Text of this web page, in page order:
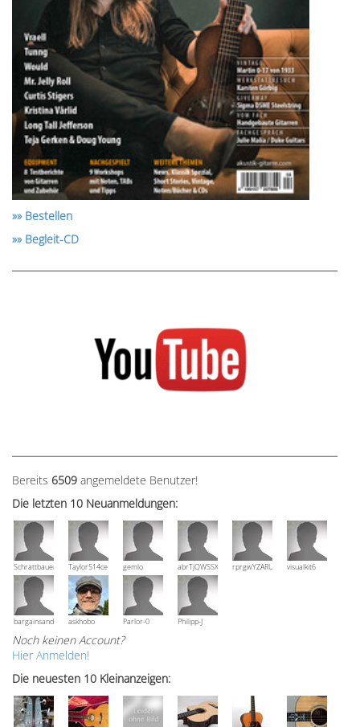
»» Bestellen
»» Begleit-CD
Bereits 6509 angemeldete Benutzer!
Die letzten 10 Neuanmeldungen:
Schrattbauer Taylor514ce gemlo abrTjQWSSXuVznPolErprgwYZARUTZQyCWESpD
visualkit6
bargainsandmoreaskhobo Parlor-0 Philipp-J
Noch keinen Account?
Hier Anmelden!
Die neuesten 10 Kleinanzeigen: